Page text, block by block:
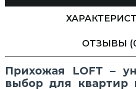
ОТЗЫВЫ
Прихожая LOFT –
выбор для квартир